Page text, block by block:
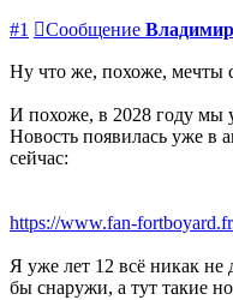
#1 Сообщение Владимир
Ну что же, похоже, мечты
И похоже, в 2028 году мы
Новость появилась уже в
сейчас:
https://www.fan-
Я уже лет 12 всё никак не
бы снаружи, а тут такие